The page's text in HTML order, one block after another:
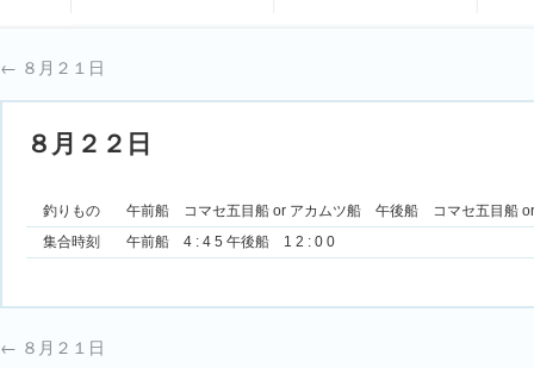
← ８月２１日
８月２２日
釣りもの
午前船 コマセ五目船 or アカムツ船 午後船 コマセ五目船 or
集合時刻
午前船 4 : 4 5 午後船 1 2 : 0 0
← ８月２１日